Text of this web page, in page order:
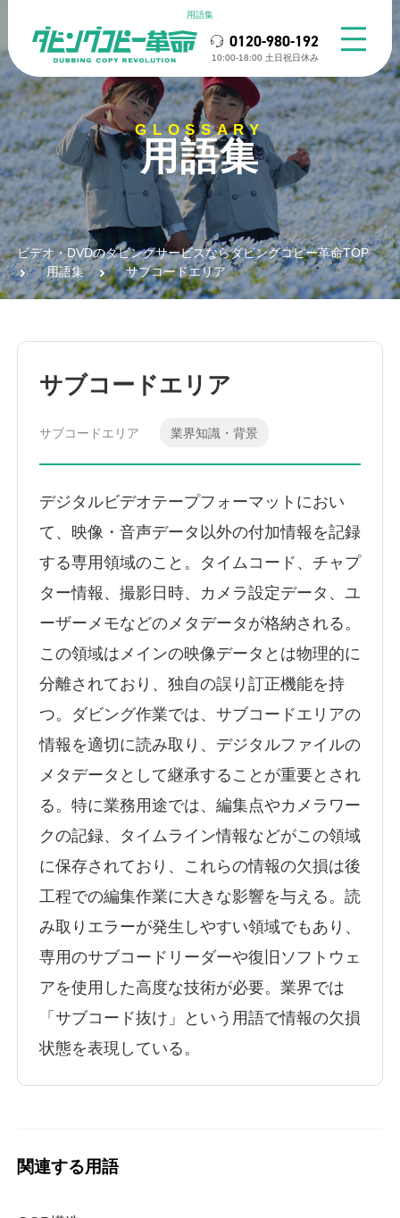
用語集
0120-980-192
10:00-18:00 ⼟⽇祝⽇休み
GLOSSARY
用語集
ビデオ・DVDのダビングサービスならダビングコピー革命TOP
用語集
サブコードエリア
サブコードエリア
サブコードエリア 業界知識・背景
デジタルビデオテープフォーマットにおい
て、映像・音声データ以外の付加情報を記録
する専用領域のこと。タイムコード、チャプ
ター情報、撮影日時、カメラ設定データ、ユ
ーザーメモなどのメタデータが格納される。
この領域はメインの映像データとは物理的に
分離されており、独自の誤り訂正機能を持
つ。ダビング作業では、サブコードエリアの
情報を適切に読み取り、デジタルファイルの
メタデータとして継承することが重要とされ
る。特に業務用途では、編集点やカメラワー
クの記録、タイムライン情報などがこの領域
に保存されており、これらの情報の欠損は後
工程での編集作業に大きな影響を与える。読
み取りエラーが発生しやすい領域でもあり、
専用のサブコードリーダーや復旧ソフトウェ
アを使用した高度な技術が必要。業界では
「サブコード抜け」という用語で情報の欠損
状態を表現している。
関連する用語